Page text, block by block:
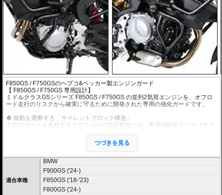
F850GS / F750GSのヘプコ&ベッカー製エンジンガード
【 F850GS / F750GS 専用設計】
ミドルクラスGSシリーズ F850GS / F750GS の並列2気筒エンジンを、オフロ
ード走行のリスクから確実に守るために開発された専用の強化ガードです。
◆ 振動を遮断する「サイレントブロック構造」
左右のガードを連結するクロスバーの固定部分には、専用の防振ラバー（サイ
がガード本体へ伝わるのを防ぎ、共振による不快なノイズやボルトの緩みリス
◆ 剛性を飛躍させる「クロスバー標準装備」
左右のエンジンガードを前方で連結する「クロスバー（連結パイプ）」を標準
装備しています。転倒時の衝撃を片側だけで受け止めるのではなく、構造体全
体に分散させることで、ハードなアドベンチャーランでもガードが内側に変形
してエンジンを圧迫するのを防ぎます。
つづきを見る
適合車種
BMW
F900GS ('24-)
F850GS ('18-'23)
F800GS ('24-)